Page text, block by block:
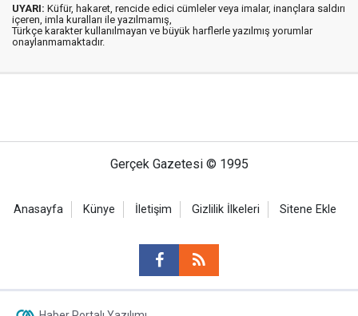
UYARI: Küfür, hakaret, rencide edici cümleler veya imalar, inançlara saldırı
içeren, imla kuralları ile yazılmamış,
Türkçe karakter kullanılmayan ve büyük harflerle yazılmış yorumlar
onaylanmamaktadır.
Gerçek Gazetesi © 1995
Anasayfa Künye İletişim Gizlilik İlkeleri Sitene Ekle